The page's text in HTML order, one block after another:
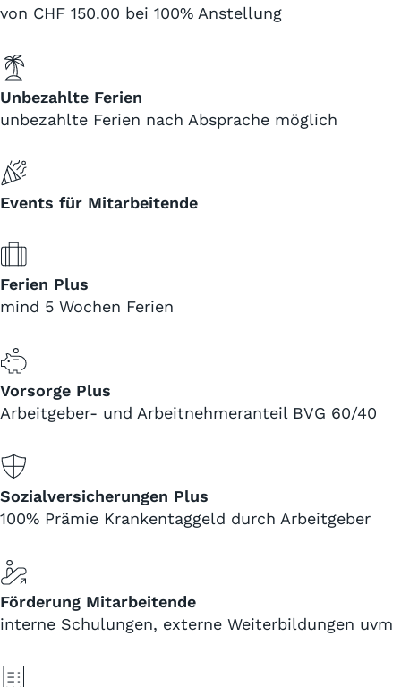
von CHF 150.00 bei 100% Anstellung
Unbezahlte Ferien
unbezahlte Ferien nach Absprache möglich
Events für Mitarbeitende
Ferien Plus
mind 5 Wochen Ferien
Vorsorge Plus
Arbeitgeber- und Arbeitnehmeranteil BVG 60/40
Sozialversicherungen Plus
100% Prämie Krankentaggeld durch Arbeitgeber
Förderung Mitarbeitende
interne Schulungen, externe Weiterbildungen uvm